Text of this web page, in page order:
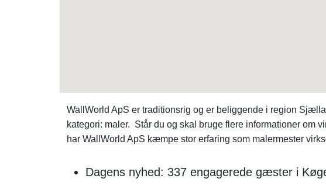
WallWorld ApS er traditionsrig og er beliggende i region
kategori: maler. Står du og skal bruge flere informationer om
har WallWorld ApS kæmpe stor erfaring som malermester
Dagens nyhed: 337 engagerede gæster i